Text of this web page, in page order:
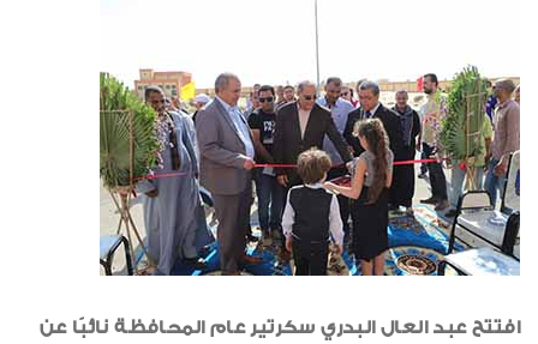
تهانى
شهادات الأيزو
رياضة
خواطر إيمانية
الواحة
افتتح عبد العال البدري سكرتير عام المحافظة نائبًا عن